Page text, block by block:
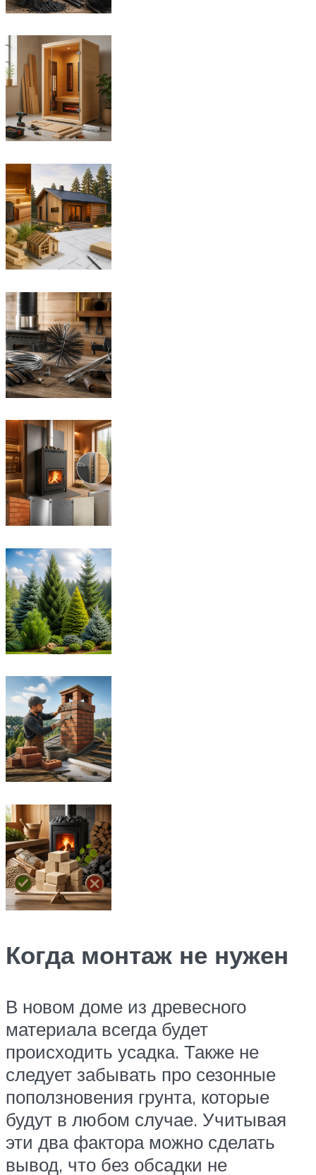
Когда монтаж не нужен
В новом доме из древесного
материала всегда будет
происходить усадка. Также не
следует забывать про сезонные
поползновения грунта, которые
будут в любом случае. Учитывая
эти два фактора можно сделать
вывод, что без обсадки не